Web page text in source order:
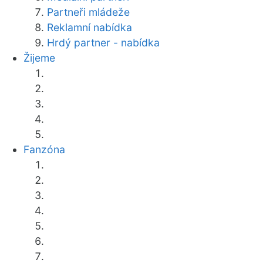
Partneři mládeže
Reklamní nabídka
Hrdý partner - nabídka
Žijeme
Fanzóna